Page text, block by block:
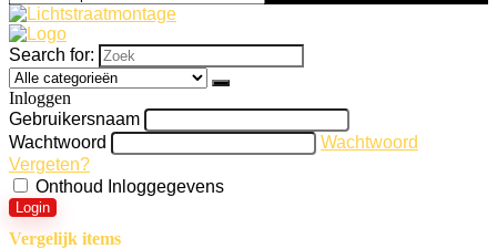
Search for:
Inloggen
Gebruikersnaam
Wachtwoord
Wachtwoord
Vergeten?
Onthoud Inloggegevens
Login
Vergelijk items